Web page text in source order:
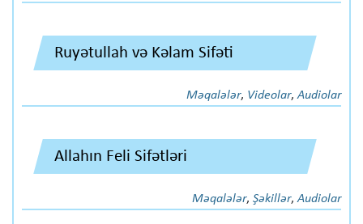
Ruyətullah və Kəlam Sifəti
Məqalələr, Videolar,Audiolar
Allahın Feli Sifətləri
Məqalələr, Şəkillər,Audiolar